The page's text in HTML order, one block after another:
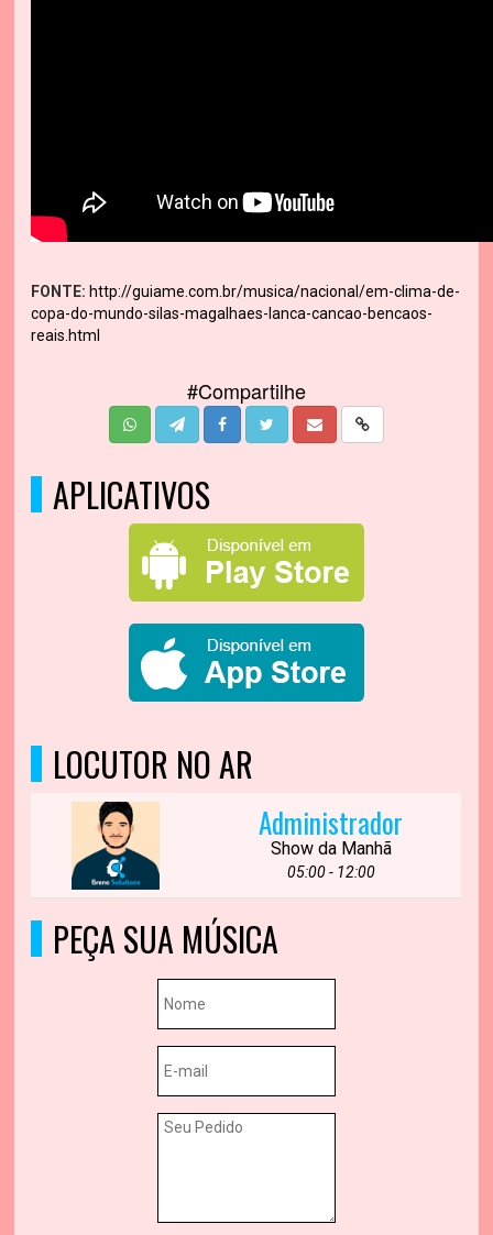
FONTE: http://guiame.com.br/musica/nacional/em-clima-de-
copa-do-mundo-silas-magalhaes-lanca-cancao-bencaos-
reais.html
#Compartilhe
APLICATIVOS
LOCUTOR NO AR
Administrador
Show da Manhã
05:00 - 12:00
PEÇA SUA MÚSICA